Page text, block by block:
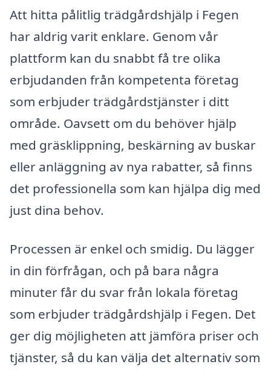
Att hitta pålitlig trädgårdshjälp i Fegen
har aldrig varit enklare. Genom vår
plattform kan du snabbt få tre olika
erbjudanden från kompetenta företag
som erbjuder trädgårdstjänster i ditt
område. Oavsett om du behöver hjälp
med gräsklippning, beskärning av buskar
eller anläggning av nya rabatter, så finns
det professionella som kan hjälpa dig med
just dina behov.
Processen är enkel och smidig. Du lägger
in din förfrågan, och på bara några
minuter får du svar från lokala företag
som erbjuder trädgårdshjälp i Fegen. Det
ger dig möjligheten att jämföra priser och
tjänster, så du kan välja det alternativ som